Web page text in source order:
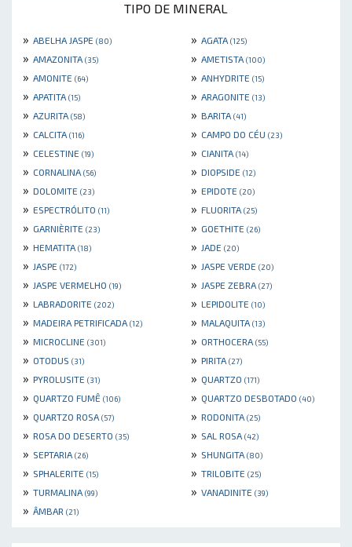
TIPO DE MINERAL
» ABELHA JASPE (80) » AGATA (125)
» AMAZONITA (35) » AMETISTA (100)
» AMONITE (64) » ANHYDRITE (15)
» APATITA (15) » ARAGONITE (13)
» AZURITA (58) » BARITA (41)
» CALCITA (116) » CAMPO DO CÉU (23)
» CELESTINE (19) » CIANITA (14)
» CORNALINA (56) » DIOPSIDE (12)
» DOLOMITE (23) » EPIDOTE (20)
» ESPECTRÓLITO (11) » FLUORITA (25)
» GARNIÈRITE (23) » GOETHITE (26)
» HEMATITA (18) » JADE (20)
» JASPE (172) » JASPE VERDE (20)
» JASPE VERMELHO (19) » JASPE ZEBRA (27)
» LABRADORITE (202) » LEPIDOLITE (10)
» MADEIRA PETRIFICADA (12) » MALAQUITA (13)
» MICROCLINE (301) » ORTHOCERA (55)
» OTODUS (31) » PIRITA (27)
» PYROLUSITE (31) » QUARTZO (171)
» QUARTZO FUMÊ (106) » QUARTZO DESBOTADO (40)
» QUARTZO ROSA (57) » RODONITA (25)
» ROSA DO DESERTO (35) » SAL ROSA (42)
» SEPTARIA (26) » SHUNGITA (80)
» SPHALERITE (15) » TRILOBITE (25)
» TURMALINA (99) » VANADINITE (39)
» ÂMBAR (21)